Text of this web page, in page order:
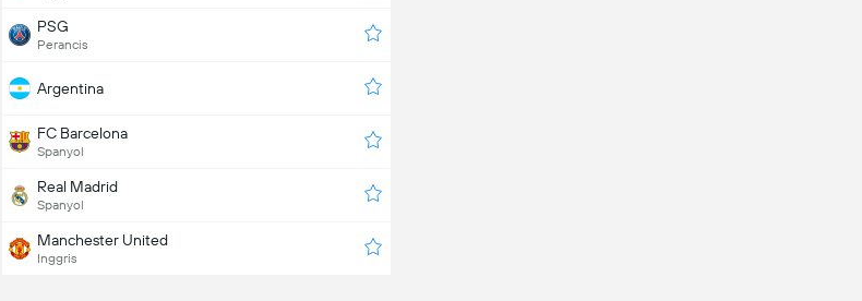
PSG
Perancis
Argentina
FC Barcelona
Spanyol
Real Madrid
Spanyol
Manchester United
Inggris